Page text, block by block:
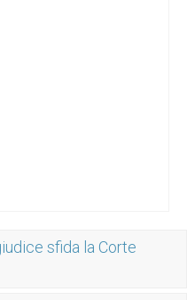
sfida la Corte